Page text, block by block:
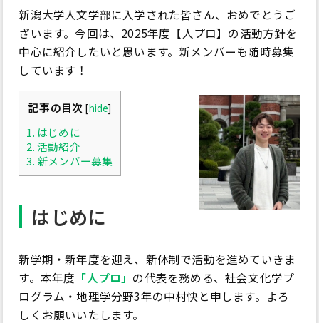
新潟大学人文学部に入学された皆さん、おめでとうご
ざいます。今回は、2025年度【人プロ】の活動方針を
中心に紹介したいと思います。新メンバーも随時募集
しています！
記事の目次 [hide]
1. はじめに
2.活動紹介
3. 新メンバー募集
はじめに
新学期・新年度を迎え、新体制で活動を進めていきま
す。本年度 「人プロ」 の代表を務める、社会文化学プ
ログラム・地理学分野3年の中村快と申します。よろ
しくお願いいたします。